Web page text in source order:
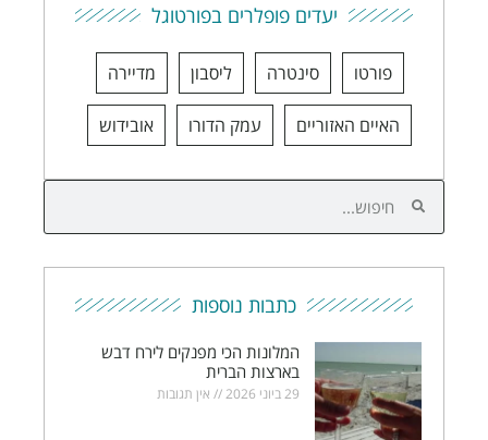
יעדים פופלרים בפורטוגל
פורטו סינטרה ליסבון מדיירה
האיים האזוריים עמק הדורו אובידוש
כתבות נוספות
המלונות הכי מפנקים לירח דבש
בארצות הברית
29 ביוני 2026 אין תגובות